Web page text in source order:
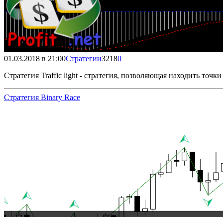
01.03.2018 в 21:00Стратегии32180
Стратегия Traffic light - стратегия, позволяющая находить
Стратегия Binary Race